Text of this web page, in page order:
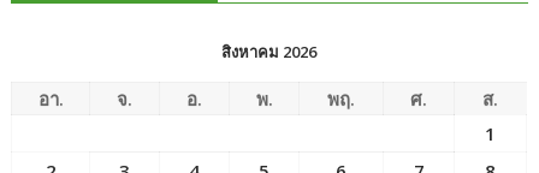
สิงหาคม 2026
อา. จ. อ. พ. พฤ. ศ.
ส.
1